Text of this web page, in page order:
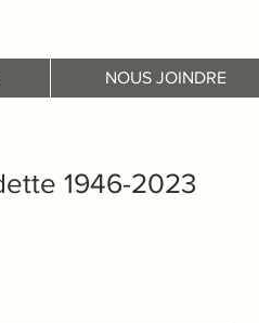
NOUS JOINDRE
1946-2023